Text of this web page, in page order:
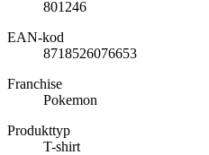
801246
EAN-kod
8718526076653
Franchise
Pokemon
Produkttyp
T-shirt